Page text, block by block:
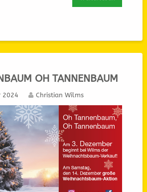
OH TANNENBAUM
2024 Christian Wilms